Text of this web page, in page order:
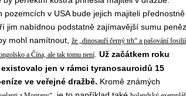
v USA bude jejich majiteli přednostně
jim nabídnou podstatně zajímavější sumu peněz
mohl namítnout, že „dinosauří černý trh“ a pašování fosilií
a Čína, ale tak tomu není. Už začátkem roku
jen v rámci tyranosauroidů 15
ve veřejné dražbě. Kromě známých